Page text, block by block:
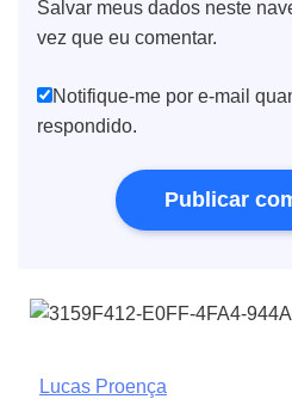
Salvar meus dados neste
vez que eu comentar.
Notifique-me por e-mail
respondido.
Lucas Proença